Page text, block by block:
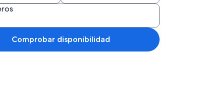
Comprobar disponibilidad